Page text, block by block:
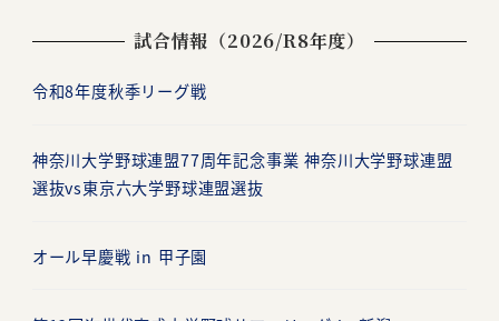
ゲ
ー
ョ
試合情報（2026/R8年度）
令和8年度秋季リーグ戦
神奈川大学野球連盟77周年記念事業 神奈川大学野球連盟
選抜vs東京六大学野球連盟選抜
オール早慶戦 in 甲子園